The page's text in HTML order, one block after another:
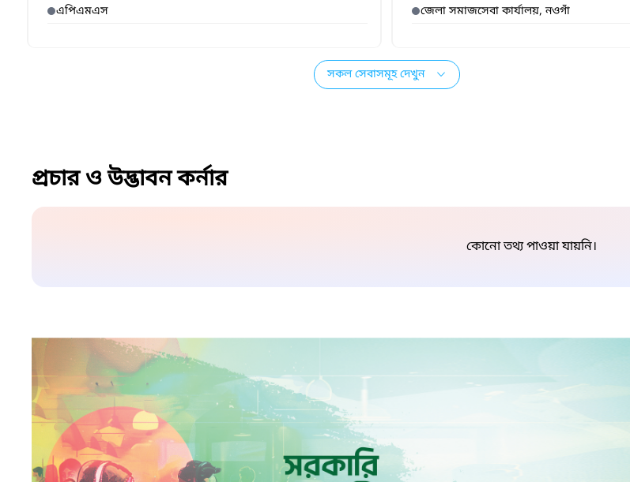
এপিএমএস
জেলা সমাজসেবা কার্যালয়, নওগাঁ
সকল সেবাসমূহ দেখুন
প্রচার ও উদ্ভাবন কর্নার
কোনো তথ্য পাওয়া যায়নি।